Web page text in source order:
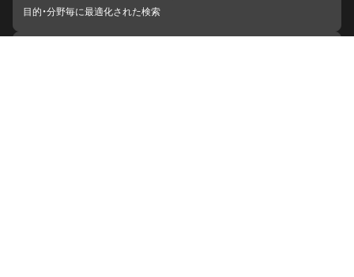
目的・分野毎に最適化された検索